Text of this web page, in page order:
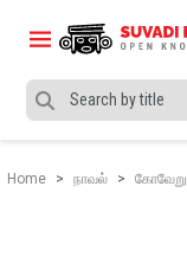
Home நாவல்